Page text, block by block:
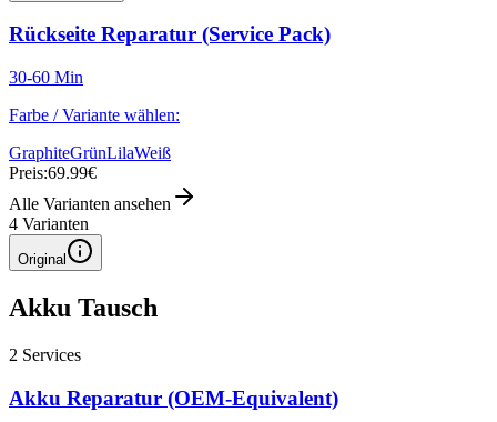
Rückseite Reparatur (Service Pack)
30-60 Min
Farbe / Variante wählen:
GraphiteGrünLilaWeiß
Preis:69.99€
Alle Varianten ansehen
4 Varianten
Original
Akku Tausch
2 Services
Akku Reparatur (OEM-Equivalent)